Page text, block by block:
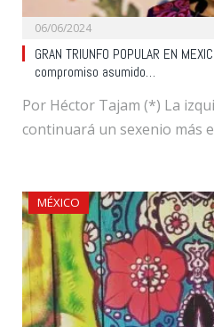
06/06/2024
GRAN TRIUNFO POPULAR EN
compromiso asumido…
Por Héctor Tajam (*) La
continuará un sexenio más
MÉXICO